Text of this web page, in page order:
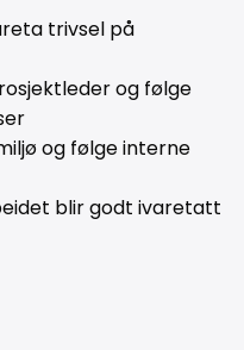
trivsel på
og følge
og følge interne
blir godt ivaretatt